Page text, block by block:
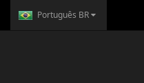
Português BR